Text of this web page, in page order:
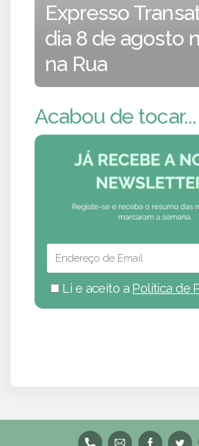
Expresso
dia 8 de agosto
na Rua
Acabou de tocar...
Li e aceito a Política de